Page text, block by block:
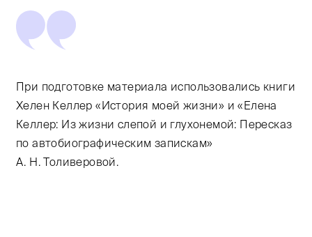
При подготовке материала использовались книги
Хелен Келлер «История моей жизни» и «Елена
Келлер: Из жизни слепой и глухонемой: Пересказ
по автобиографическим запискам»
А. Н. Толиверовой.